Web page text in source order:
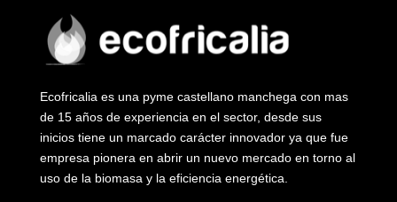
Ecofricalia es una pyme castellano manchega con mas
de 15 años de experiencia en el sector, desde sus
inicios tiene un marcado carácter innovador ya que fue
empresa pionera en abrir un nuevo mercado en torno al
uso de la biomasa y la eficiencia energética.